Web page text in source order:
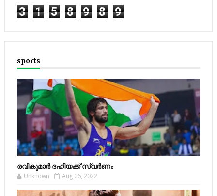
3 1 5 8 9 8 9
sports
രവികുമാര്‍ ദഹിയക്ക് സ്വര്‍ണം
Unknown Aug 06, 2022